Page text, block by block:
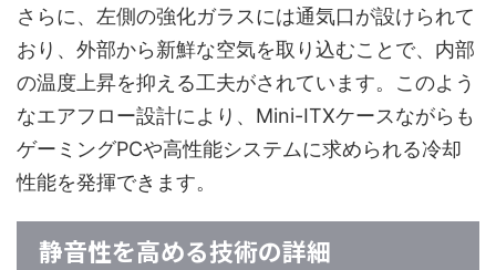
さらに、左側の強化ガラスには通気口が設けられて
おり、外部から新鮮な空気を取り込むことで、内部
の温度上昇を抑える工夫がされています。このよう
なエアフロー設計により、Mini-ITXケースながらも
ゲーミングPCや高性能システムに求められる冷却
性能を発揮できます。
静音性を高める技術の詳細